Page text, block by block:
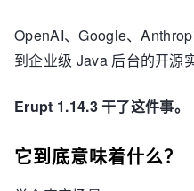
OpenAI、Google、
到企业级 Java 后台的开源
Erupt 1.14.3 干了这件事。
它到底意味着什么？